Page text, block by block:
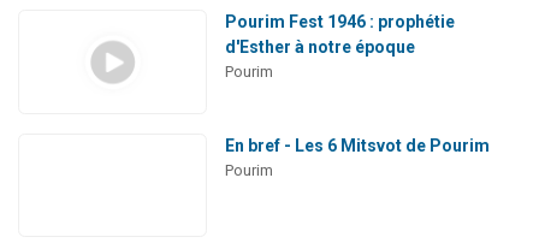
Pourim Fest 1946 : prophétie
d'Esther à notre époque
Pourim
En bref - Les 6 Mitsvot de Pourim
Pourim